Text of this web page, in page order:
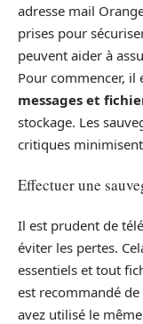
adresse mail
prises pour
peuvent aider à
Pour commencer, il
messages et
stockage. Les
critiques
Effectuer une
Il est prudent de
éviter les pertes.
essentiels et tout
est recommandé
avez utilisé le